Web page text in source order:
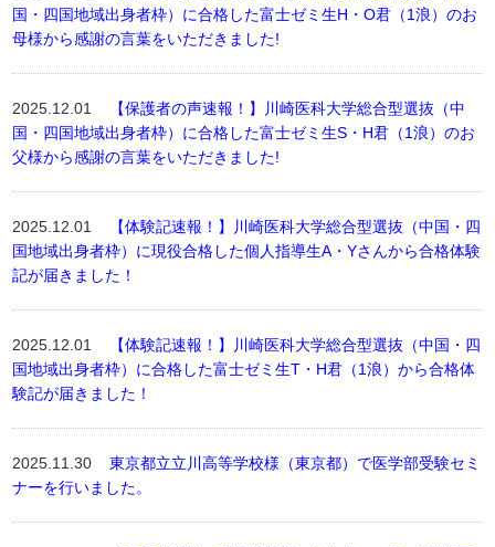
国・四国地域出身者枠）に合格した富士ゼミ生H・O君（1浪）のお
母様から感謝の言葉をいただきました!
2025.12.01
【保護者の声速報！】川崎医科大学総合型選抜（中
国・四国地域出身者枠）に合格した富士ゼミ生S・H君（1浪）のお
父様から感謝の言葉をいただきました!
2025.12.01
【体験記速報！】川崎医科大学総合型選抜（中国・四
国地域出身者枠）に現役合格した個人指導生A・Yさんから合格体験
記が届きました！
2025.12.01
【体験記速報！】川崎医科大学総合型選抜（中国・四
国地域出身者枠）に合格した富士ゼミ生T・H君（1浪）から合格体
験記が届きました！
2025.11.30東京都立立川高等学校様（東京都）で医学部受験セミ
ナーを行いました。